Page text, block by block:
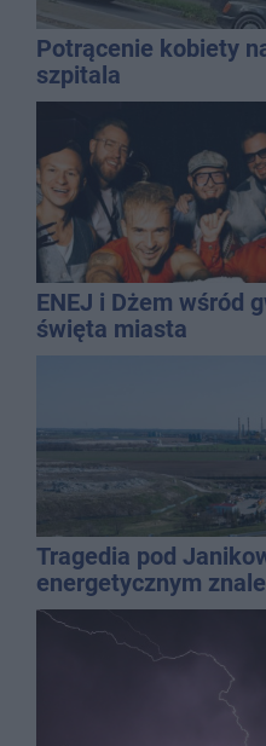
Potrącenie kobiety
szpitala
ENEJ i Dżem wśród
święta miasta
Tragedia pod
energetycznym
mężczyzny